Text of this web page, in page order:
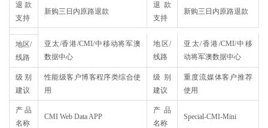
退款
支持
新购三日内原路退款
退款
支持
新购三日内原路退款
地区/
线路
亚太/香港/CMI/中移动将军澳
数据中心
地区/
线路
亚太/香港/CMI/中移
动将军澳数据中心
级别
建议
性能级客户博客程序类综合使
用
级别
建议
重度流媒体客户推荐
使用
产品
名称
CMI Web Data APP
产品
名称
Special-CMI-Mini